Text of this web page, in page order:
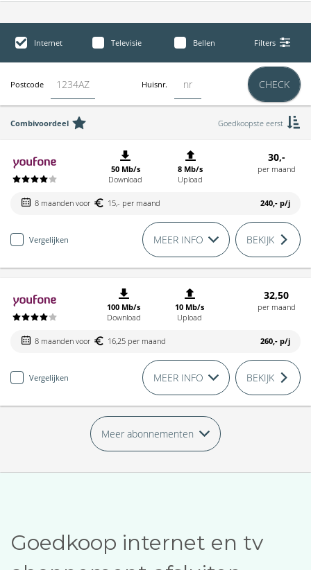
Internet Televisie Bellen Filters
Postcode Huisnr. CHECK
Combivoordeel Goedkoopste eerst
50 Mb/s
Download
8 Mb/s
Upload
30,-
per maand
8 maanden voor 15,- per maand 240,- p/j
Vergelijken MEER INFO BEKIJK
100 Mb/s
Download
10 Mb/s
Upload
32,50
per maand
8 maanden voor 16,25 per maand 260,- p/j
Vergelijken MEER INFO BEKIJK
Meer abonnementen
Goedkoop internet en tv